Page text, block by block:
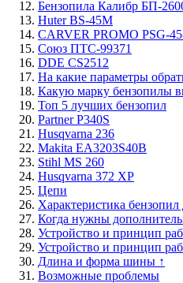
Бензопила Калибр БП-
Huter BS-45M
CARVER PROMO PSG-
Союз ПТС-99371
DDE CS2512
На какие параметры
Какую марку бензопилы
Топ 5 лучших бензопил
Partner P340S
Husqvarna 236
Makita EA3203S40B
Stihl MS 260
Husqvarna 372 XP
Цепи
Характеристика
Когда нужны
Устройство и принцип
Устройство и принцип
Длина и форма шины ↑
Возможные проблемы